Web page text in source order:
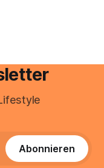
Abonnieren